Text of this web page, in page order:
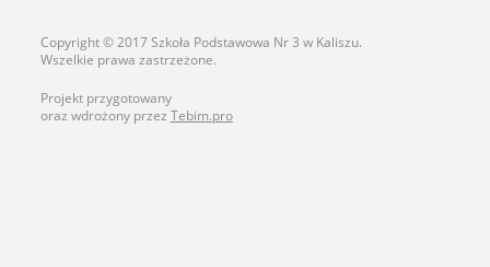
Copyright © 2017 Szkoła Podstawowa Nr 3 w Kaliszu.
Wszelkie prawa zastrzeżone.
Projekt przygotowany
oraz wdrożony przez Tebim.pro